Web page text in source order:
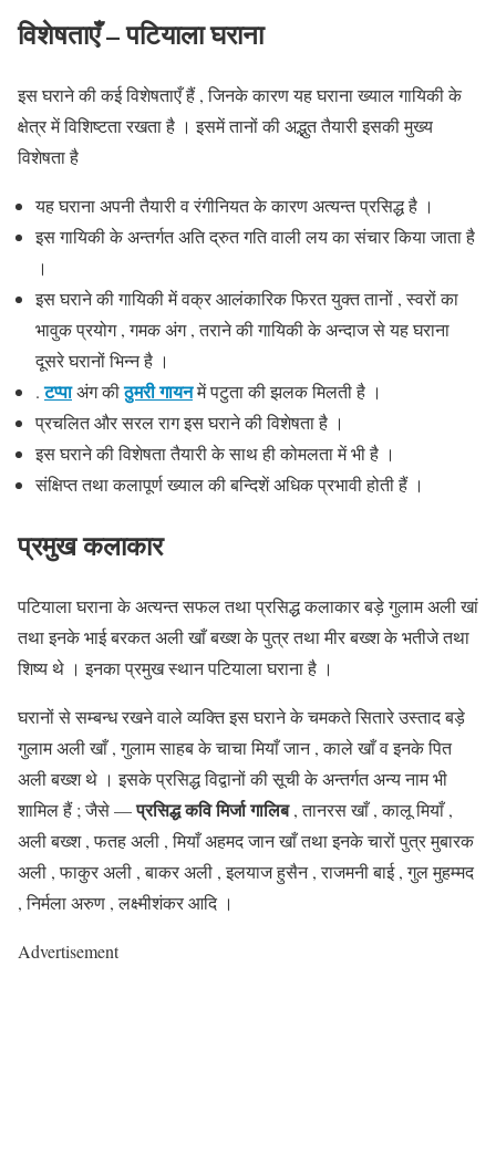
विशेषताएँ– पटियाला घराना
इस घराने की कई विशेषताएँ हैं , जिनके कारण यह घराना ख्याल गायिकी के
क्षेत्र में विशिष्टता रखता है । इसमें तानों की अद्भुत तैयारी इसकी मुख्य
विशेषता है
यह घराना अपनी तैयारी व रंगीनियत के कारण अत्यन्त प्रसिद्ध है ।
इस गायिकी के अन्तर्गत अति द्रुत गति वाली लय का संचार किया जाता है
।
इस घराने की गायिकी में वक्र आलंकारिक फिरत युक्त तानों , स्वरों का
भावुक प्रयोग , गमक अंग , तराने की गायिकी के अन्दाज से यह घराना
दूसरे घरानों भिन्न है ।
.टप्पाअंग कीठुमरी गायनमें पटुता की झलक मिलती है ।
प्रचलित और सरल राग इस घराने की विशेषता है ।
इस घराने की विशेषता तैयारी के साथ ही कोमलता में भी है ।
संक्षिप्त तथा कलापूर्ण ख्याल की बन्दिशें अधिक प्रभावी होती हैं ।
प्रमुख कलाकार
पटियाला घराना के अत्यन्त सफल तथा प्रसिद्ध कलाकार बड़े गुलाम अली खां
तथा इनके भाई बरकत अली खाँ बख्श के पुत्र तथा मीर बख्श के भतीजे तथा
शिष्य थे । इनका प्रमुख स्थान पटियाला घराना है ।
घरानों से सम्बन्ध रखने वाले व्यक्ति इस घराने के चमकते सितारे उस्ताद बड़े
गुलाम अली खाँ , गुलाम साहब के चाचा मियाँ जान , काले खाँ व इनके पित
अली बख्श थे । इसके प्रसिद्ध विद्वानों की सूची के अन्तर्गत अन्य नाम भी
शामिल हैं ; जैसे —प्रसिद्ध कवि मिर्जा गालिब, तानरस खाँ , कालू मियाँ ,
अली बख्श , फतह अली , मियाँ अहमद जान खाँ तथा इनके चारों पुत्र मुबारक
अली , फाकुर अली , बाकर अली , इलयाज हुसैन , राजमनी बाई , गुल मुहम्मद
, निर्मला अरुण , लक्ष्मीशंकर आदि ।
Advertisement